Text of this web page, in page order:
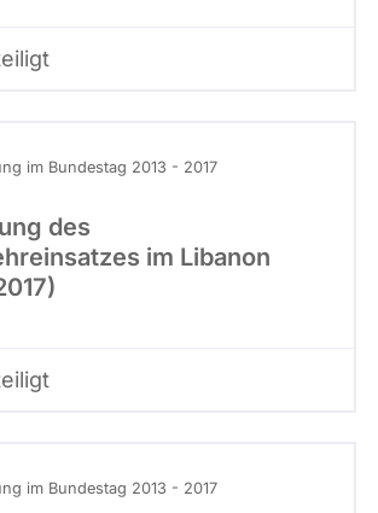
im Bundestag 2013 - 2017
des
im Libanon
im Bundestag 2013 - 2017